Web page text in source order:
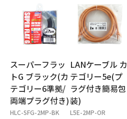
スーパーフラッ
トG ブラック(カ
テゴリー6準拠/
両端プラグ付き)
HLC-SFG-2MP-BK
LANケーブル カ
テゴリー5e(プ
ラグ付き簡易包
装)
L5E-2MP-OR